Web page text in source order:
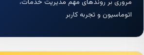
مروری بر روندهای مهم مدیریت خدمات،
اتوماسیون و تجربه کاربر